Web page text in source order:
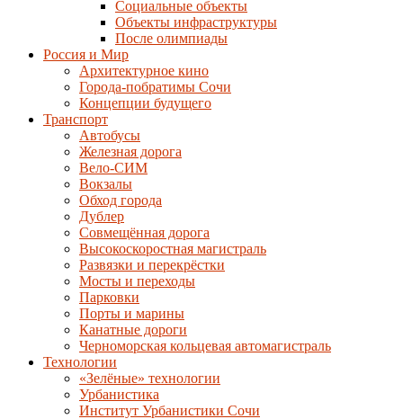
Социальные объекты
Объекты инфраструктуры
После олимпиады
Россия и Мир
Архитектурное кино
Города-побратимы Сочи
Концепции будущего
Транспорт
Автобусы
Железная дорога
Вело-СИМ
Вокзалы
Обход города
Дублер
Совмещённая дорога
Высокоскоростная магистраль
Развязки и перекрёстки
Мосты и переходы
Парковки
Порты и марины
Канатные дороги
Черноморская кольцевая автомагистраль
Технологии
«Зелёные» технологии
Урбанистика
Институт Урбанистики Сочи